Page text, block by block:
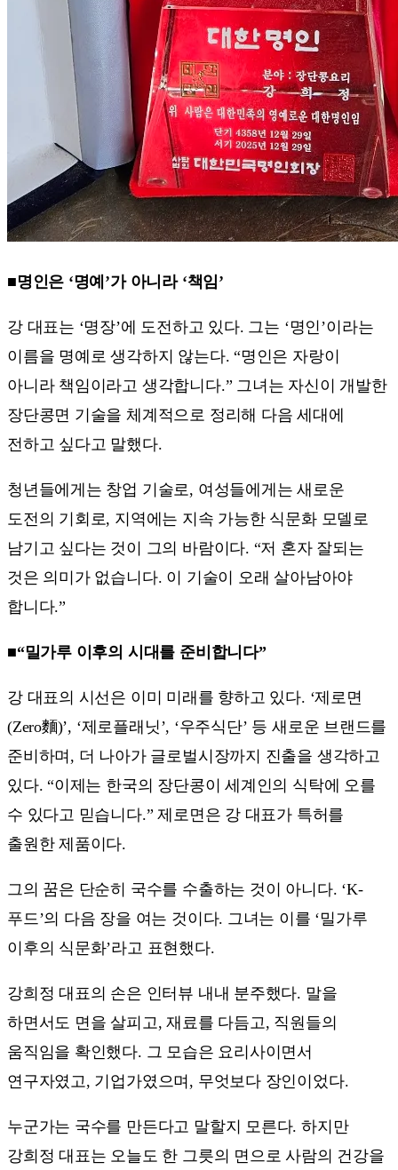
■명인은 ‘명예’가 아니라 ‘책임’
강 대표는 ‘명장’에 도전하고 있다. 그는 ‘명인’이라는
이름을 명예로 생각하지 않는다. “명인은 자랑이
아니라 책임이라고 생각합니다.” 그녀는 자신이 개발한
장단콩면 기술을 체계적으로 정리해 다음 세대에
전하고 싶다고 말했다.
청년들에게는 창업 기술로, 여성들에게는 새로운
도전의 기회로, 지역에는 지속 가능한 식문화 모델로
남기고 싶다는 것이 그의 바람이다. “저 혼자 잘되는
것은 의미가 없습니다. 이 기술이 오래 살아남아야
합니다.”
■“밀가루 이후의 시대를 준비합니다”
강 대표의 시선은 이미 미래를 향하고 있다. ‘제로면
(Zero麵)’, ‘제로플래닛’, ‘우주식단’ 등 새로운 브랜드를
준비하며, 더 나아가 글로벌시장까지 진출을 생각하고
있다. “이제는 한국의 장단콩이 세계인의 식탁에 오를
수 있다고 믿습니다.” 제로면은 강 대표가 특허를
출원한 제품이다.
그의 꿈은 단순히 국수를 수출하는 것이 아니다. ‘K-
푸드’의 다음 장을 여는 것이다. 그녀는 이를 ‘밀가루
이후의 식문화’라고 표현했다.
강희정 대표의 손은 인터뷰 내내 분주했다. 말을
하면서도 면을 살피고, 재료를 다듬고, 직원들의
움직임을 확인했다. 그 모습은 요리사이면서
연구자였고, 기업가였으며, 무엇보다 장인이었다.
누군가는 국수를 만든다고 말할지 모른다. 하지만
강희정 대표는 오늘도 한 그릇의 면으로 사람의 건강을